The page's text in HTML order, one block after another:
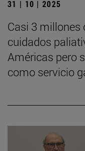
31 | 10 | 2025
Casi 3 millones
cuidados
Américas pero
como servicio